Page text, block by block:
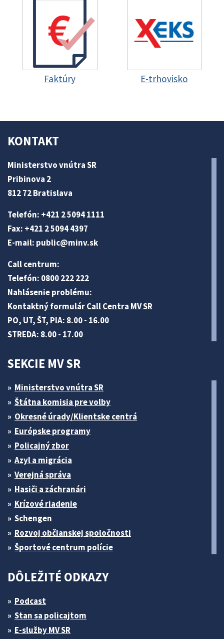
Faktúry E-trhovisko
KONTAKT
Ministerstvo vnútra SR
Pribinova 2
812 72 Bratislava
Telefón: +421 2 5094 1111
Fax: +421 2 5094 4397
E-mail: public@minv.sk
Call centrum:
Telefón: 0800 222 222
Nahlásenie problému:
Kontaktný formulár Call Centra MV SR
PO, UT, ŠT, PIA: 8.00 - 16.00
STREDA: 8.00 - 17.00
SEKCIE MV SR
Ministerstvo vnútra SR
Štátna komisia pre volby
Okresné úrady/Klientske centrá
Európske programy
Policajný zbor
Azyl a migrácia
Verejná správa
Hasiči a záchranári
Krízové riadenie
Schengen
Rozvoj občianskej spoločnosti
Športové centrum polície
DÔLEŽITÉ ODKAZY
Podcast
Stan sa policajtom
E-služby MV SR